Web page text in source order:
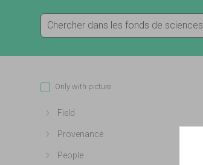
Only with picture
Show more
Field
Show more
Provenance
Show more
People